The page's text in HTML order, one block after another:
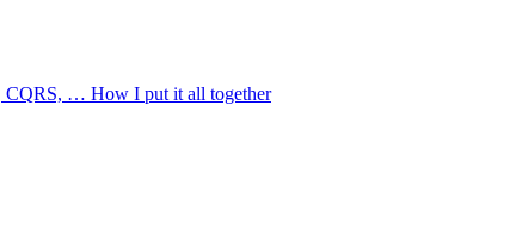
… How I put it all together